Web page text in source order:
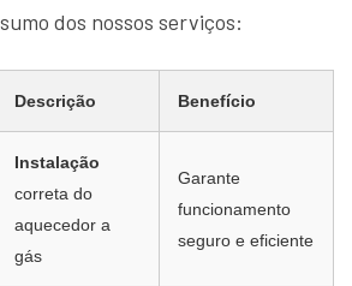
dos nossos serviços:
Descrição Benefício
Instalação
correta do
aquecedor a
gás
Garante
funcionamento
seguro e eficiente